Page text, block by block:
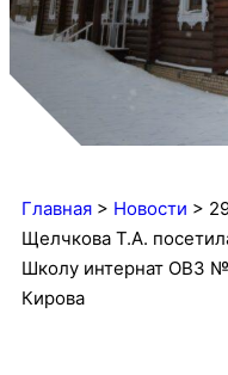
Главная > Новости >
Щелчкова Т.А.
Школу интернат ОВЗ
Кирова